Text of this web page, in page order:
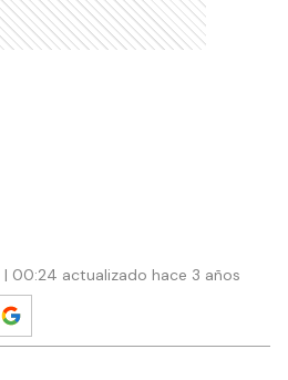
00:24 actualizado hace 3 años